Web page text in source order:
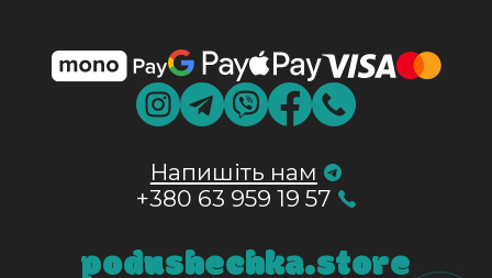
podushechka.store
Напишіть нам
+380 63 959 19 57